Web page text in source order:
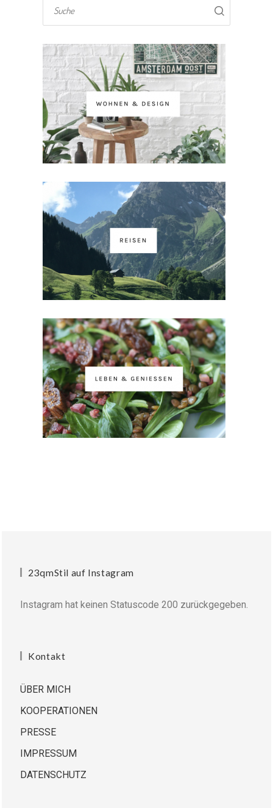
23qmStil auf Instagram
Instagram hat keinen Statuscode 200 zurückgegeben.
Kontakt
ÜBER MICH
KOOPERATIONEN
PRESSE
IMPRESSUM
DATENSCHUTZ